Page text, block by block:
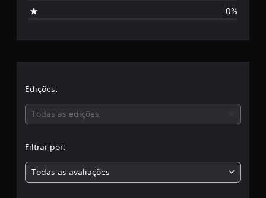
m
i
f
0%
Edições:
Todas as edições
Filtrar por:
Todas as avaliações